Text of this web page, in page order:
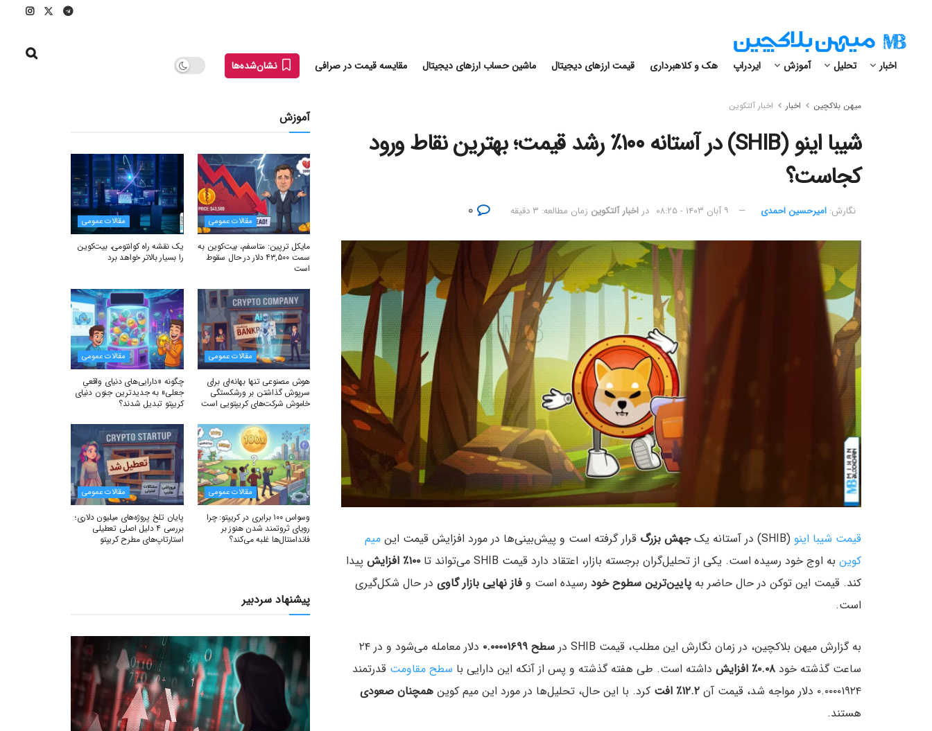
اخبار تحلیل آموزش ایردراپ هک و کلاهبرداری قیمت ارزهای دیجیتال ماشین حساب ارزهای دیجیتال مقایسه قیمت در صرافی نشان‌شده‌ها
میهن بلاکچین اخبار اخبار آلتکوین
شیبا اینو (SHIB) در آستانه ۱۰۰٪ رشد قیمت؛ بهترین نقاط ورود
کجاست؟
نگارش:‌ امیرحسین احمدی ۹ آبان ۱۴۰۳ - ۰۸:۲۵ در اخبار آلتکوین زمان مطالعه: ۳ دقیقه
قیمت شیبا اینو (SHIB) در آستانه یک جهش بزرگ قرار گرفته است و پیش‌بینی‌ها در مورد افزایش قیمت این میم‌
کوین به اوج خود رسیده است. یکی از تحلیل‌گران برجسته بازار، اعتقاد دارد قیمت SHIB می‌تواند تا ۱۰۰٪ افزایش
پیدا
کند. قیمت‌ این توکن در حال حاضر به پایین‌ترین سطوح خود رسیده است و فاز نهایی بازار گاوی در حال شکل‌گیری
است.
به گزارش میهن بلاکچین، در زمان نگارش این مطلب، قیمت SHIB در سطح ۰.۰۰۰۰۱۶۹۹
دلار معامله می‌شود و در ۲۴
ساعت گذشته خود ۰.۰۸٪ افزایش داشته است. طی هفته گذشته و پس از آنکه این دارایی با سطح مقاومت قدرتمند
۰.۰۰۰۰۱۹۲۴ دلار مواجه شد، قیمت آن
۱۲.۲٪ افت کرد. با این حال، تحلیل‌ها در مورد این میم کوین همچنان صعودی
هستند.
آموزش
مقالات عمومی
مایکل ترپین: متاسفم، بیت‌کوین به
سمت ۴۳,۵۰۰ دلار در حال سقوط
است
مقالات عمومی
یک نقشه راه کوانتومی، بیت‌کوین
را بسیار بالاتر خواهد برد
مقالات عمومی
هوش مصنوعی تنها بهانه‌ای برای
سرپوش گذاشتن بر ورشکستگی
خاموش شرکت‌های کریپتویی است
مقالات عمومی
چگونه «دارایی‌های دنیای واقعیِ
جعلی» به جدیدترین جنون دنیای
کریپتو تبدیل شدند؟
مقالات عمومی
وسواس ۱۰۰ برابری در کریپتو: چرا
رویای ثروتمند شدن هنوز بر
فاندامنتال‌ها غلبه می‌کند؟
مقالات عمومی
پایان تلخ پروژه‌های میلیون دلاری؛
بررسی ۴ دلیل اصلی تعطیلی
استارتاپ‌های مطرح کریپتو
پیشنهاد سردبیر